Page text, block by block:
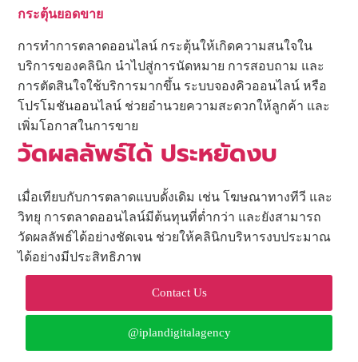
กระตุ้นยอดขาย
การทำการตลาดออนไลน์ กระตุ้นให้เกิดความสนใจใน
บริการของคลินิก นำไปสู่การนัดหมาย การสอบถาม และ
การตัดสินใจใช้บริการมากขึ้น ระบบจองคิวออนไลน์ หรือ
โปรโมชันออนไลน์ ช่วยอำนวยความสะดวกให้ลูกค้า และ
เพิ่มโอกาสในการขาย
วัดผลลัพธ์ได้ ประหยัดงบ
เมื่อเทียบกับการตลาดแบบดั้งเดิม เช่น โฆษณาทางทีวี และ
วิทยุ การตลาดออนไลน์มีต้นทุนที่ต่ำกว่า และยังสามารถ
วัดผลลัพธ์ได้อย่างชัดเจน ช่วยให้คลินิกบริหารงบประมาณ
ได้อย่างมีประสิทธิภาพ
Contact Us
@iplandigitalagency